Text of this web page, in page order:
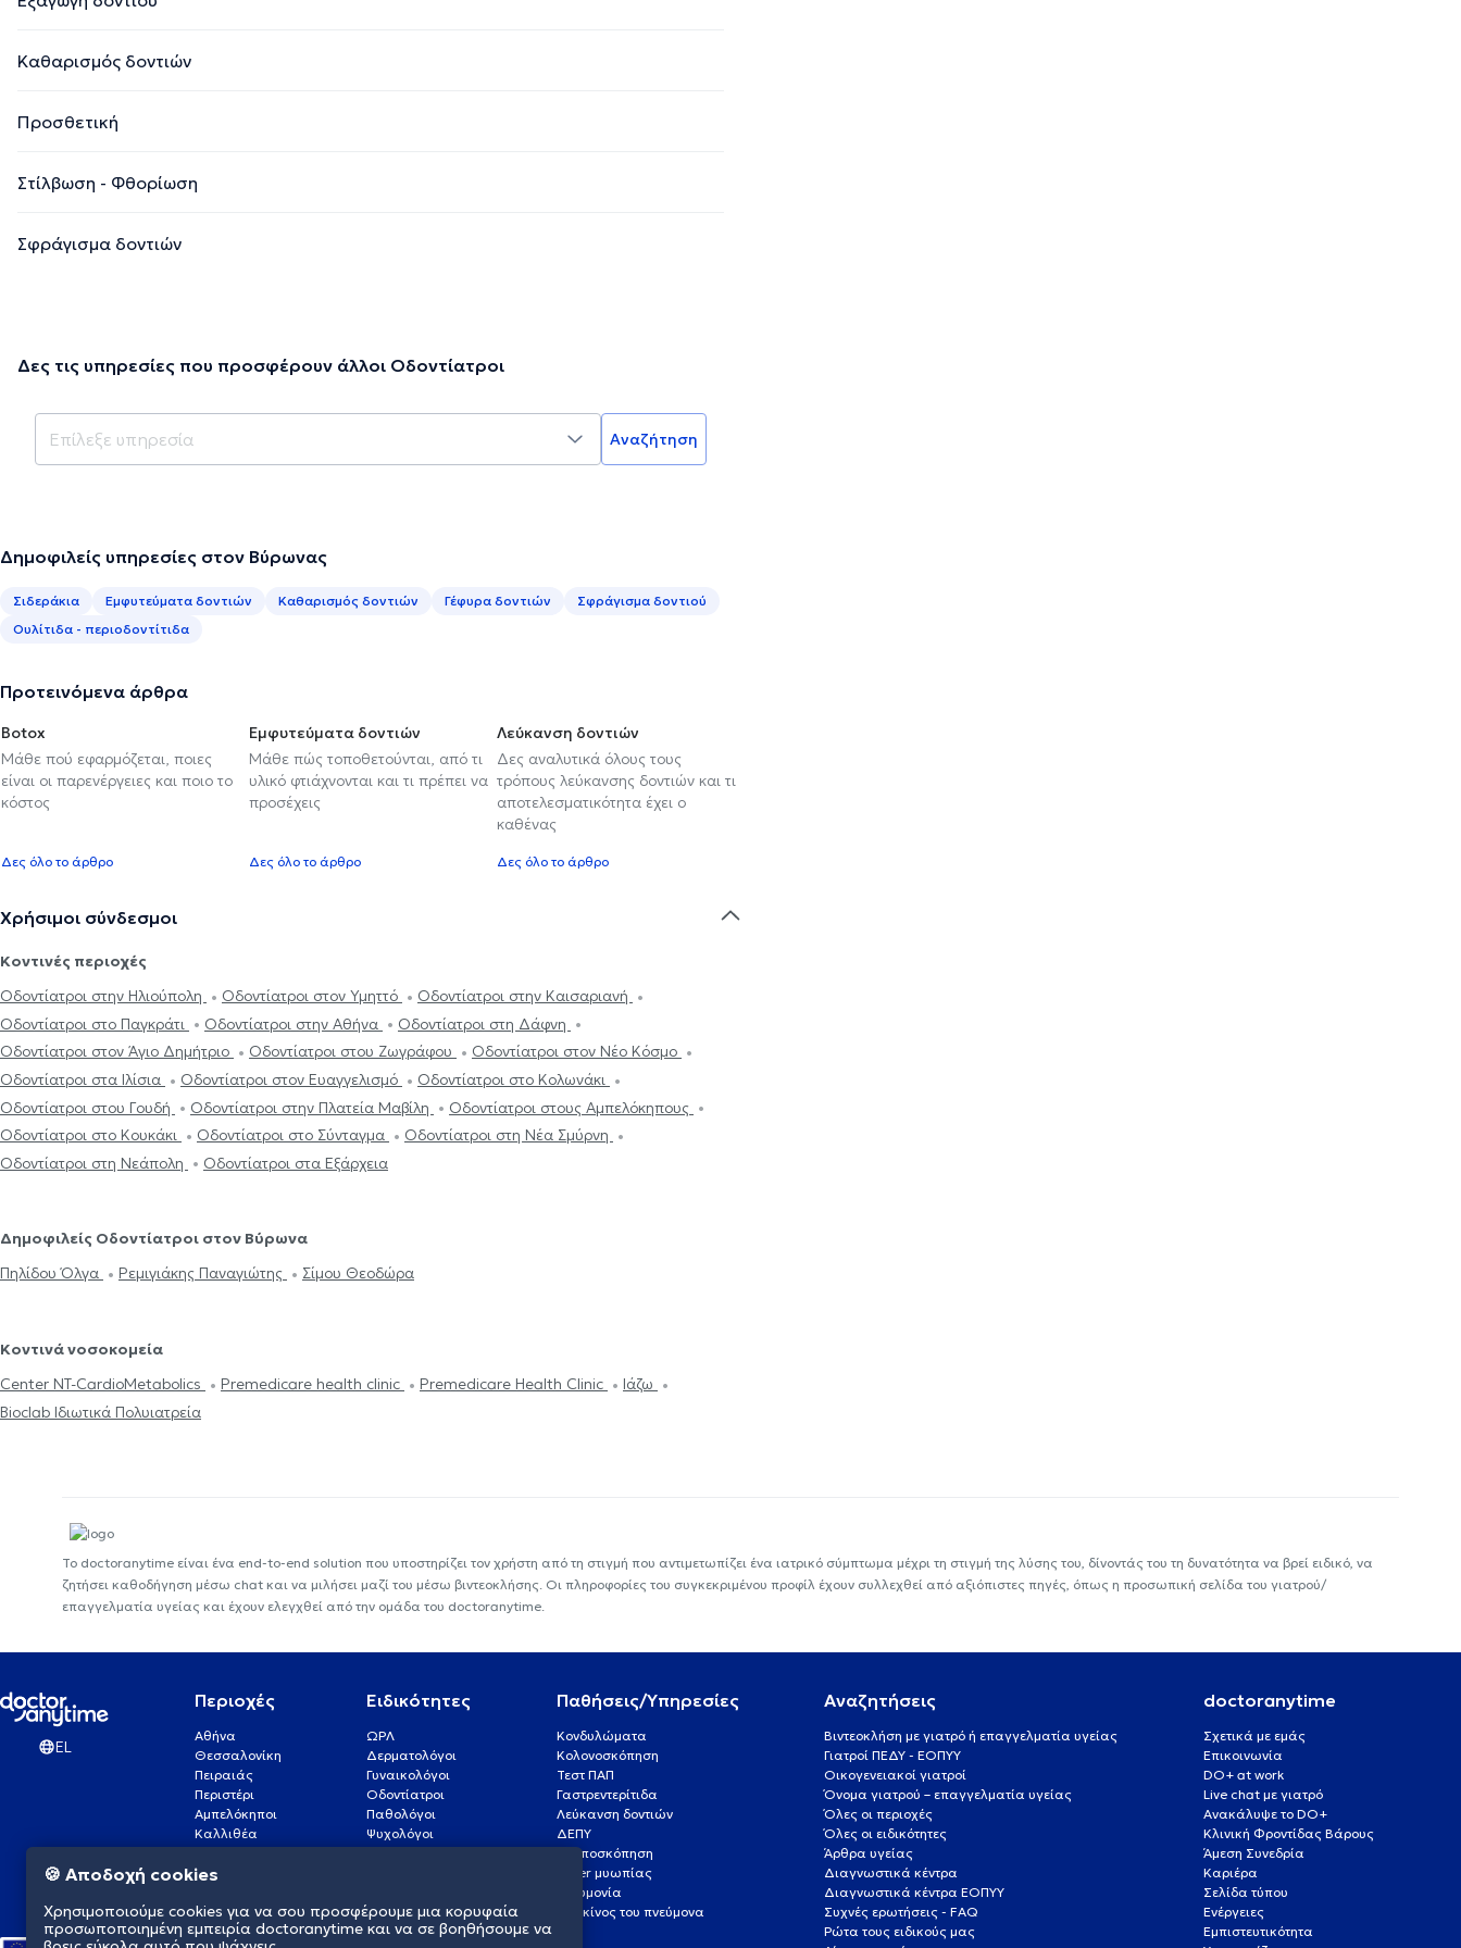
Καθαρισμός δοντιών
Προσθετική
Στίλβωση - Φθορίωση
Σφράγισμα δοντιών
Δες τις υπηρεσίες που προσφέρουν άλλοι Οδοντίατροι
Αναζήτηση
Δημοφιλείς υπηρεσίες στον Βύρωνας
Σιδεράκια Εμφυτεύματα δοντιών Καθαρισμός δοντιών Γέφυρα δοντιών
Σφράγισμα δοντιού
Ουλίτιδα - περιοδοντίτιδα
Προτεινόμενα άρθρα
Botox
Μάθε πού εφαρμόζεται, ποιες
είναι οι παρενέργειες και ποιο το
κόστος
Δες όλο το άρθρο
Εμφυτεύματα δοντιών
Μάθε πώς τοποθετούνται, από τι
υλικό φτιάχνονται και τι πρέπει να
προσέχεις
Δες όλο το άρθρο
Λεύκανση δοντιών
Δες αναλυτικά όλους τους
τρόπους λεύκανσης δοντιών και τι
αποτελεσματικότητα έχει ο
καθένας
Δες όλο το άρθρο
Χρήσιμοι σύνδεσμοι
Κοντινές περιοχές
Οδοντίατροι στην Ηλιούπολη
Οδοντίατροι στον Υμηττό
Οδοντίατροι στην Καισαριανή
Οδοντίατροι στο Παγκράτι
Οδοντίατροι στην Αθήνα
Οδοντίατροι στη Δάφνη
Οδοντίατροι στον Άγιο Δημήτριο
Οδοντίατροι στου Ζωγράφου
Οδοντίατροι στον Νέο Κόσμο
Οδοντίατροι στα Ιλίσια
Οδοντίατροι στον Ευαγγελισμό
Οδοντίατροι στο Κολωνάκι
Οδοντίατροι στου Γουδή
Οδοντίατροι στην Πλατεία Μαβίλη
Οδοντίατροι στους Αμπελόκηπους
Οδοντίατροι στο Κουκάκι
Οδοντίατροι στο Σύνταγμα
Οδοντίατροι στη Νέα Σμύρνη
Οδοντίατροι στη Νεάπολη
Οδοντίατροι στα Εξάρχεια
Δημοφιλείς Οδοντίατροι στον Βύρωνα
Πηλίδου Όλγα
Ρεμιγιάκης Παναγιώτης Σίμου Θεοδώρα
Κοντινά νοσοκομεία
Center NT-CardioMetabolics
Premedicare health clinic Premedicare Health Clinic
Ιάζω
Bioclab Ιδιωτικά Πολυιατρεία
Το doctoranytime είναι ένα end-to-end solution που υποστηρίζει τον χρήστη από τη στιγμή που αντιμετωπίζει ένα ιατρικό σύμπτωμα μέχρι τη στιγμή της λύσης του, δίνοντάς του τη δυνατότητα να βρεί ειδικό, να
ζητήσει καθοδήγηση μέσω chat και να μιλήσει μαζί του μέσω βιντεοκλήσης. Οι πληροφορίες του συγκεκριμένου προφίλ έχουν συλλεχθεί από αξιόπιστες πηγές, όπως η προσωπική σελίδα του γιατρού/
επαγγελματία υγείας και έχουν ελεγχθεί από την ομάδα του doctoranytime.
EL
Περιοχές
Αθήνα
Θεσσαλονίκη
Πειραιάς
Περιστέρι
Αμπελόκηποι
Καλλιθέα
Γλυφάδα
Νέα Σμύρνη
Ειδικότητες
ΩΡΛ
Δερματολόγοι
Γυναικολόγοι
Οδοντίατροι
Παθολόγοι
Ψυχολόγοι
Καρδιολόγοι
Παθήσεις/Υπηρεσίες
Κονδυλώματα
Κολονοσκόπηση
Τεστ ΠΑΠ
Γαστρεντερίτιδα
Λεύκανση δοντιών
ΔΕΠΥ
Κολποσκόπηση
Laser μυωπίας
Πνευμονία
Καρκίνος του πνεύμονα
Αναζητήσεις
Βιντεοκλήση με γιατρό ή επαγγελματία υγείας
Γιατροί ΠΕΔΥ - ΕΟΠΥΥ
Οικογενειακοί γιατροί
Όνομα γιατρού – επαγγελματία υγείας
Όλες οι περιοχές
Όλες οι ειδικότητες
Άρθρα υγείας
Διαγνωστικά κέντρα
Διαγνωστικά κέντρα ΕΟΠΥΥ
Συχνές ερωτήσεις - FAQ
Ρώτα τους ειδικούς μας
doctoranytime
Σχετικά με εμάς
Επικοινωνία
DO+ at work
Live chat με γιατρό
Ανακάλυψε το DO+
Κλινική Φροντίδας Βάρους
Άμεση Συνεδρία
Καριέρα
Σελίδα τύπου
Ενέργειες
Εμπιστευτικότητα
🍪 Αποδοχή cookies
Χρησιμοποιούμε cookies για να σου προσφέρουμε μια κορυφαία
προσωποποιημένη εμπειρία doctoranytime και να σε βοηθήσουμε να